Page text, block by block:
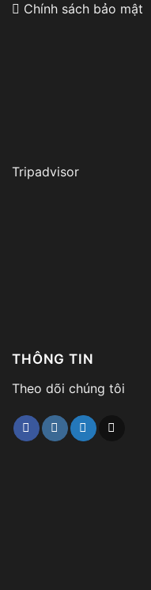
Chính sách bảo mật
Tripadvisor
THÔNG TIN
Theo dõi chúng tôi